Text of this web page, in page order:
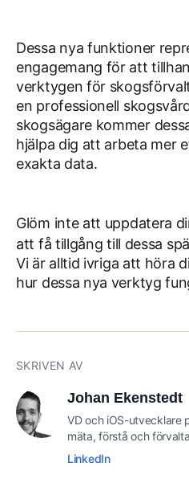
Dessa nya funktioner
engagemang för att
verktygen för
en professionell
skogsägare kommer
hjälpa dig att arbeta mer
exakta data.
Glöm inte att uppdatera
att få tillgång till dessa
Vi är alltid ivriga att höra
hur dessa nya verktyg
SKRIVEN AV
Johan Ekenstedt
VD och iOS-utvecklare
mäta, förstå och
LinkedIn